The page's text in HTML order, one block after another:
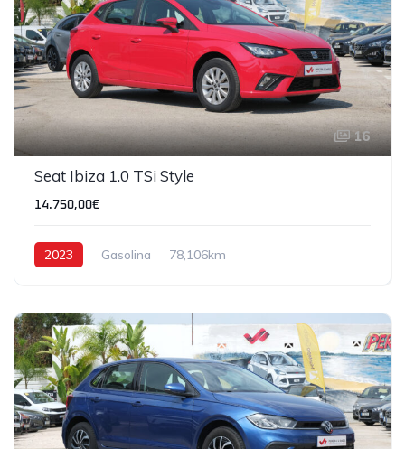
16
Seat Ibiza 1.0 TSi Style
14.750,00€
2023 Gasolina 78,106km